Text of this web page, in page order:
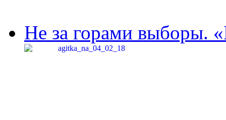
Не за горами выборы.